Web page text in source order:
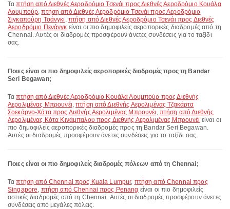
Ταπτήση από Διεθνές Αεροδρόμιο Τσενάι προς Διεθνές Αεροδρόμιο Κουάλα
Λουμπούρ,πτήση από Διεθνές Αεροδρόμιο Τσενάι προς Αεροδρόμιο
Σιγκαπούρη Τσάνγκι , πτήση από Διεθνές Αεροδρόμιο Τσενάι προς Διεθνές
Αεροδρόμιο Πενάνγκ είναι οι πιο δημοφιλείς αεροπορικές διαδρομές από τη
Chennai. Αυτές οι διαδρομές προσφέρουν άνετες συνδέσεις για το ταξίδι
σας.
Ποιες είναι οι πιο δημοφιλείς αεροπορικές διαδρομές προς τη Bandar
Seri Begawan;
Ταπτήση από Διεθνές Αεροδρόμιο Κουάλα Λουμπούρ προς Διεθνής
Αερολιμένας Μπρουνέι,πτήση από Διεθνής Αερολιμένας Τζακάρτα
Σοεκάρνο-Χάτα προς Διεθνής Αερολιμένας Μπρουνέι , πτήση από Διεθνής
Αερολιμένας Κότα Κινάμπαλου προς Διεθνής Αερολιμένας Μπρουνέι είναι οι
πιο δημοφιλείς αεροπορικές διαδρομές προς τη Bandar Seri Begawan.
Αυτές οι διαδρομές προσφέρουν άνετες συνδέσεις για το ταξίδι σας.
Ποιες είναι οι πιο δημοφιλείς διαδρομές πόλεων από τη Chennai;
Ταπτήση από Chennai προς Kuala Lumpur, πτήση από Chennai προς
Singapore, πτήση από Chennai προς Penang είναι οι πιο δημοφιλείς
αστικές διαδρομές από τη Chennai. Αυτές οι διαδρομές προσφέρουν άνετες
συνδέσεις από μεγάλες πόλεις.